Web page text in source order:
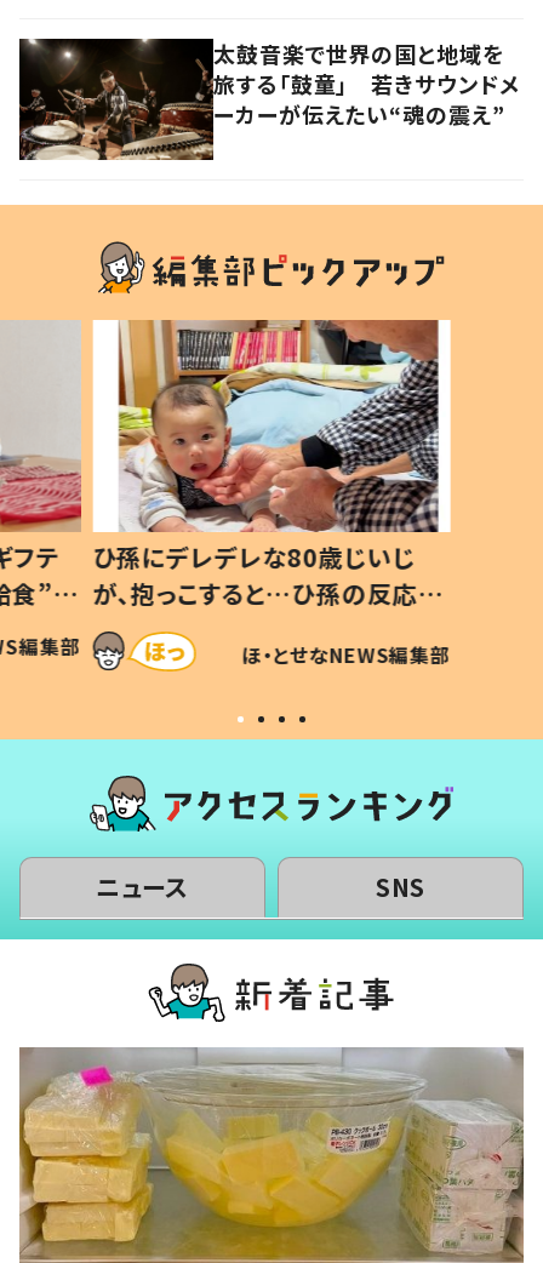
太鼓音楽で世界の国と地域を
旅する「鼓童」 若きサウンドメ
ーカーが伝えたい“魂の震え”
じ
応に
仕方な
編集部
生後8ヶ月で亡くなった息子 約
3年半後、当時の妻の日記に書い
てあった本音とは
ほ・とせなNEWS編集部
ニュース SNS